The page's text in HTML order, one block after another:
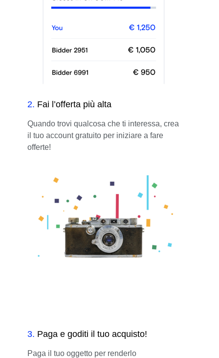
2. Fai l’offerta più alta
Quando trovi qualcosa che ti interessa, crea
il tuo account gratuito per iniziare a fare
offerte!
3. Paga e goditi il tuo acquisto!
Paga il tuo oggetto per renderlo